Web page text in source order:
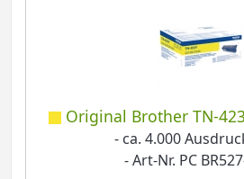
Original Brother TN-
- ca. 4.000
- Art-Nr. PC